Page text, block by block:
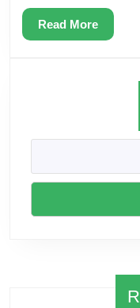
Read MoreRead
More